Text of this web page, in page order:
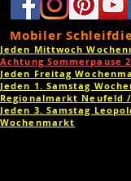
Mobiler
Jeden Mittwoch
Achtung Sommerpause
Jeden Freitag
Jeden 1. Samstag
Regionalmarkt Neufeld
Jeden 3. Samstag
Wochenmarkt